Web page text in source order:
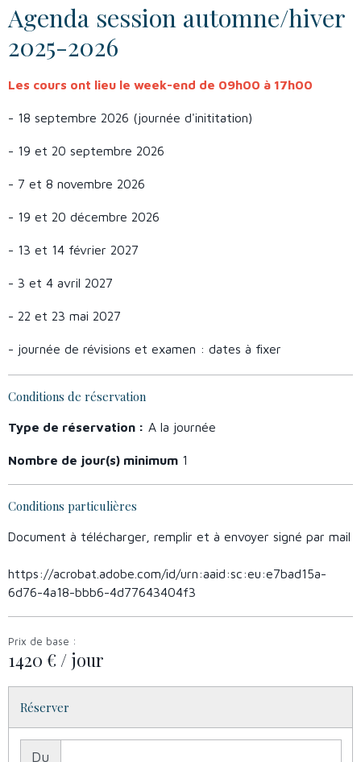
Agenda session automne/hiver
2025-2026
Les cours ont lieu le week-end de 09h00 à 17h00
- 18 septembre 2026 (journée d'inititation)
- 19 et 20 septembre 2026
- 7 et 8 novembre 2026
- 19 et 20 décembre 2026
- 13 et 14 février 2027
- 3 et 4 avril 2027
- 22 et 23 mai 2027
- journée de révisions et examen : dates à fixer
Conditions de réservation
Type de réservation : A la journée
Nombre de jour(s) minimum 1
Conditions particulières
Document à télécharger, remplir et à envoyer signé par mail
https://acrobat.adobe.com/id/urn:aaid:sc:eu:e7bad15a-
6d76-4a18-bbb6-4d77643404f3
Prix de base :
1420 € / jour
Réserver
Du